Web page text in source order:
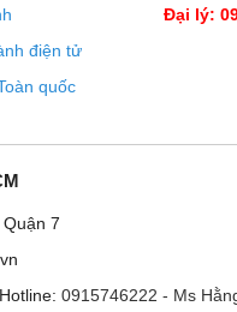
điện tử
quốc
Đại lý:
7
0915746222 - Ms